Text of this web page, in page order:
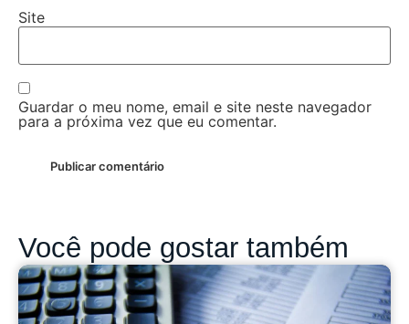
Site
Guardar o meu nome, email e site neste navegador
para a próxima vez que eu comentar.
Você pode gostar também